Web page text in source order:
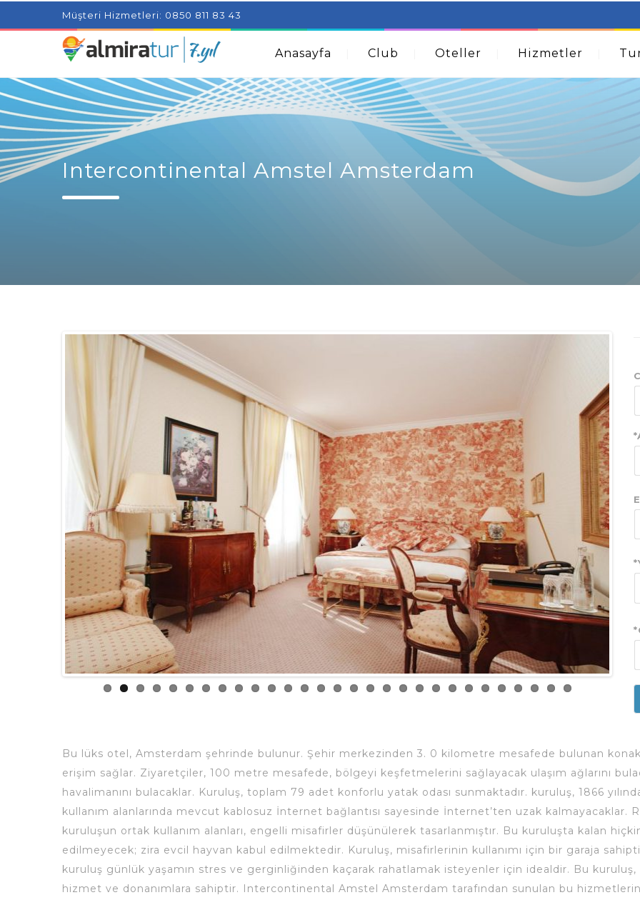
Project Milenial featuring news blogs and tutorials How A
Kids Amazingly Simple Skin Care Tips For People With Acne
Müşteri Hizmetleri: 0850 811 83 43
Anasayfa Club Oteller Hizmetler
Intercontinental Amstel Amsterdam
Bu lüks otel, Amsterdam şehrinde bulunur. Şehir merkezinden 3. 0 kilometre mesafede bulunan
erişim sağlar. Ziyaretçiler, 100 metre mesafede, bölgeyi keşfetmelerini sağlayacak ulaşım ağlarını
havalimanını bulacaklar. Kuruluş, toplam 79 adet konforlu yatak odası sunmaktadır. kuruluş, 1866
kullanım alanlarında mevcut kablosuz İnternet bağlantısı sayesinde İnternet’ten uzak kalmayacaklar.
kuruluşun ortak kullanım alanları, engelli misafirler düşünülerek tasarlanmıştır. Bu kuruluşta kalan
edilmeyecek; zira evcil hayvan kabul edilmektedir. Kuruluş, misafirlerinin kullanımı için bir garaja
kuruluş günlük yaşamın stres ve gerginliğinden kaçarak rahatlamak isteyenler için idealdir. Bu
hizmet ve donanımlara sahiptir. Intercontinental Amstel Amsterdam tarafından sunulan bu hizmetlerin